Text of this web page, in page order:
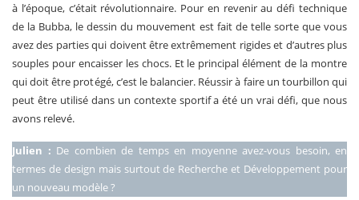
à l’époque, c’était révolutionnaire. Pour en revenir au défi technique
de la Bubba, le dessin du mouvement est fait de telle sorte que vous
avez des parties qui doivent être extrêmement rigides et d’autres plus
souples pour encaisser les chocs. Et le principal élément de la montre
qui doit être protégé, c’est le balancier. Réussir à faire un tourbillon qui
peut être utilisé dans un contexte sportif a été un vrai défi, que nous
avons relevé.
Julien : De combien de temps en moyenne avez-vous besoin, en
termes de design mais surtout de Recherche et Développement pour
un nouveau modèle ?